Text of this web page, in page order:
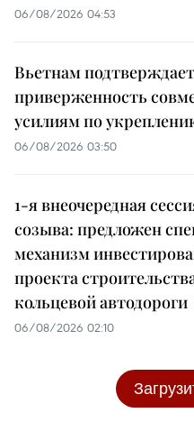
06/08/2026 04:53
Вьетнам подтверждает
приверженность
усилиям по
06/08/2026 03:50
1-я внеочередная
созыва: предложен
механизм
проекта
кольцевой автодороги
06/08/2026 02:10